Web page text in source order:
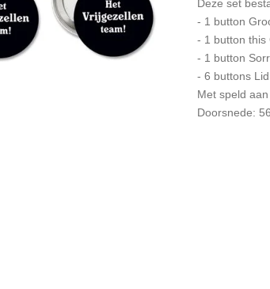
Deze set
- 1 button
- 1 button this
- 1 button
- 6 buttons
Met speld
Doorsnede: